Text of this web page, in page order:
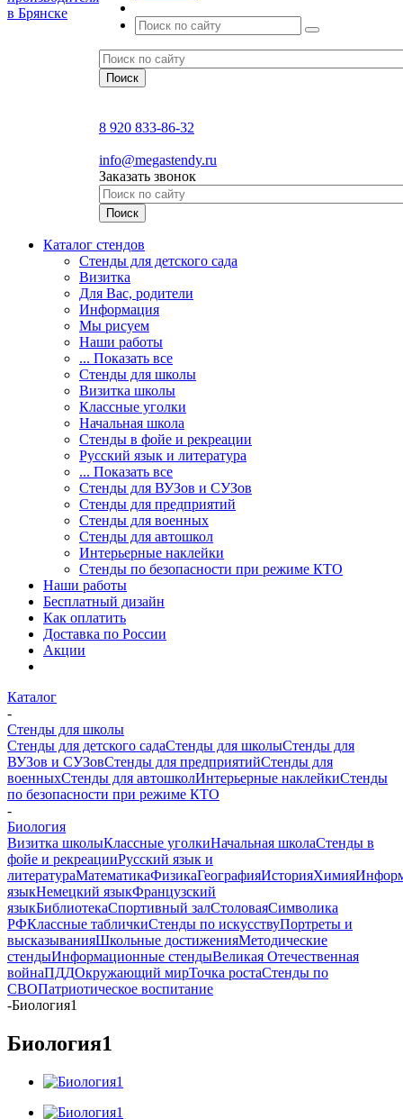
8 920 833-86-32
info@megastendy.ru
Заказать звонок
Каталог стендов
Стенды для детского сада
Визитка
Для Вас, родители
Информация
Мы рисуем
Наши работы
... Показать все
Стенды для школы
Визитка школы
Классные уголки
Начальная школа
Стенды в фойе и рекреации
Русский язык и литература
... Показать все
Стенды для ВУЗов и СУЗов
Стенды для предприятий
Стенды для военных
Стенды для автошкол
Интерьерные наклейки
Стенды по безопасности при режиме КТО
Наши работы
Бесплатный дизайн
Как оплатить
Доставка по России
Акции
Каталог
-
Стенды для школы
Стенды для детского садаСтенды для школыСтенды для
ВУЗов и СУЗовСтенды для предприятийСтенды для
военныхСтенды для автошколИнтерьерные наклейкиСтенды
по безопасности при режиме КТО
-
Биология
Визитка школыКлассные уголкиНачальная школаСтенды в
фойе и рекреацииРусский язык и
литератураМатематикаФизикаГеографияИсторияХимия
языкНемецкий языкФранцузский
языкБиблиотекаСпортивный залСтоловаяСимволика
РФКлассные табличкиСтенды по искусствуПортреты и
высказыванияШкольные достиженияМетодические
стендыИнформационные стендыВеликая Отечественная
войнаПДДОкружающий мирТочка ростаСтенды по
СВОПатриотическое воспитание
-Биология1
Биология1